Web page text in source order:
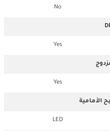
No
Yes
Yes
الأمامية
LED